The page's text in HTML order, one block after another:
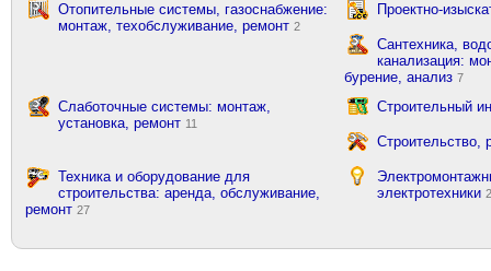
Отопительные системы, газоснабжение:
монтаж, техобслуживание, ремонт 2
Проектно-
Сантехника,
канализация:
бурение, анализ 7
Слаботочные системы: монтаж,
установка, ремонт 11
Строительный
Строительство,
Техника и оборудование для
строительства: аренда, обслуживание,
ремонт 27
электротехники